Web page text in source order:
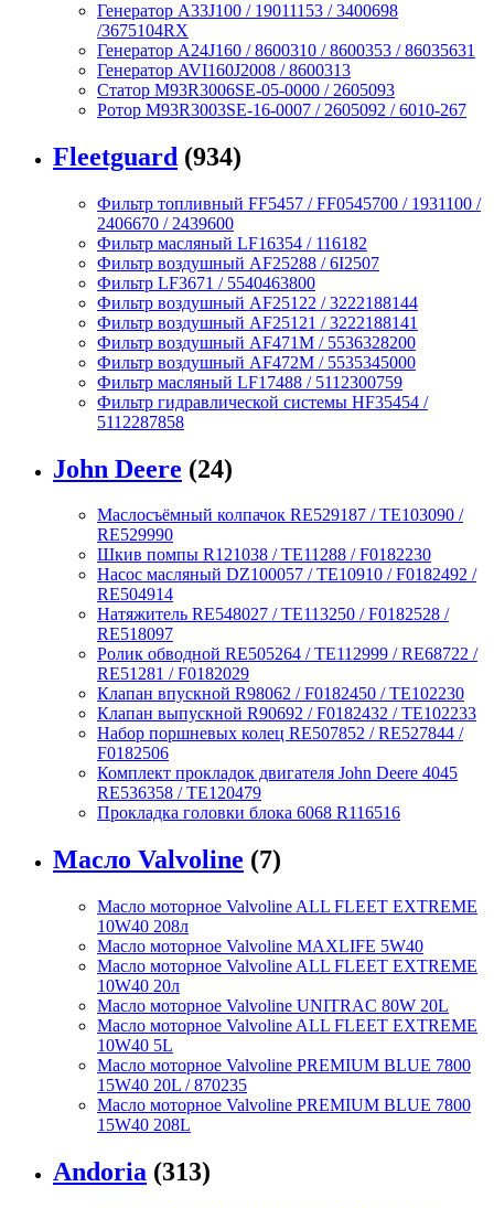
Генератор A33J100 / 19011153 / 3400698
/3675104RX
Генератор A24J160 / 8600310 / 8600353 / 86035631
Генератор AVI160J2008 / 8600313
Статор M93R3006SE-05-0000 / 2605093
Ротор M93R3003SE-16-0007 / 2605092 / 6010-267
Fleetguard (934)
Фильтр топливный FF5457 / FF0545700 / 1931100 /
2406670 / 2439600
Фильтр масляный LF16354 / 116182
Фильтр воздушный AF25288 / 6I2507
Фильтр LF3671 / 5540463800
Фильтр воздушный AF25122 / 3222188144
Фильтр воздушный AF25121 / 3222188141
Фильтр воздушный AF471M / 5536328200
Фильтр воздушный AF472M / 5535345000
Фильтр масляный LF17488 / 5112300759
Фильтр гидравлической системы HF35454 /
5112287858
John Deere (24)
Маслосъёмный колпачок RE529187 / TE103090 /
RE529990
Шкив помпы R121038 / TE11288 / F0182230
Насос масляный DZ100057 / TE10910 / F0182492 /
RE504914
Натяжитель RE548027 / TE113250 / F0182528 /
RE518097
Ролик обводной RE505264 / TE112999 / RE68722 /
RE51281 / F0182029
Клапан впускной R98062 / F0182450 / TE102230
Клапан выпускной R90692 / F0182432 / TE102233
Набор поршневых колец RE507852 / RE527844 /
F0182506
Комплект прокладок двигателя John Deere 4045
RE536358 / TE120479
Прокладка головки блока 6068 R116516
Масло Valvoline (7)
Масло моторное Valvoline ALL FLEET EXTREME
10W40 208л
Масло моторное Valvoline MAXLIFE 5W40
Масло моторное Valvoline ALL FLEET EXTREME
10W40 20л
Масло моторное Valvoline UNITRAC 80W 20L
Масло моторное Valvoline ALL FLEET EXTREME
10W40 5L
Масло моторное Valvoline PREMIUM BLUE 7800
15W40 20L / 870235
Масло моторное Valvoline PREMIUM BLUE 7800
15W40 208L
Andoria (313)